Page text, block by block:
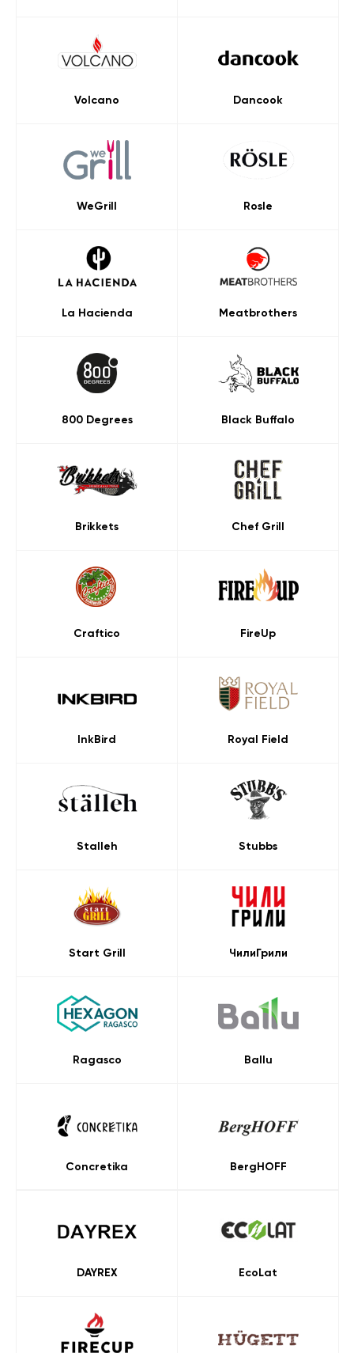
Volcano Dancook
WeGrill Rosle
La Hacienda Meatbrothers
800 Degrees Black Buffalo
Brikkets Chef Grill
Craftico FireUp
InkBird Royal Field
Stalleh Stubbs
Start Grill ЧилиГрили
Ragasco Ballu
Concretika BergHOFF
DAYREX EcoLat